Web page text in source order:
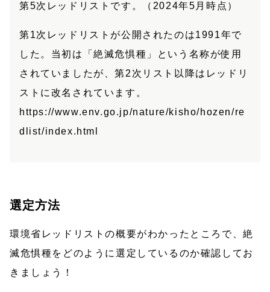
第5次レッドリストです。（2024年5月時点）
第1次レッドリストが公開されたのは1991年で
した。当初は「絶滅危惧種」という名称が使用
されていましたが、第2次リスト以降はレッドリ
ストに改名されています。
https://www.env.go.jp/nature/kisho/hozen/re
dlist/index.html
選定方法
環境省レッドリストの概要がわかったところで、絶
滅危惧種をどのように選定しているのか確認してお
きましょう！